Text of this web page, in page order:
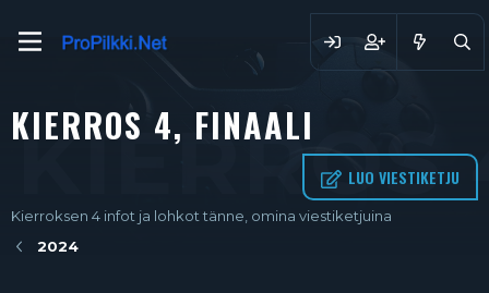
KIERROS 4, FINAALI
LUO VIESTIKETJU
Kierroksen 4 infot ja lohkot tänne, omina viestiketjuina
2024